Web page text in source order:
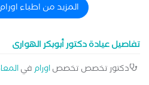
المزيد من اطباء
تفاصيل عيادة دكتور أبوبكر الهوارى
دكتور تخصص تخصصاورامفي